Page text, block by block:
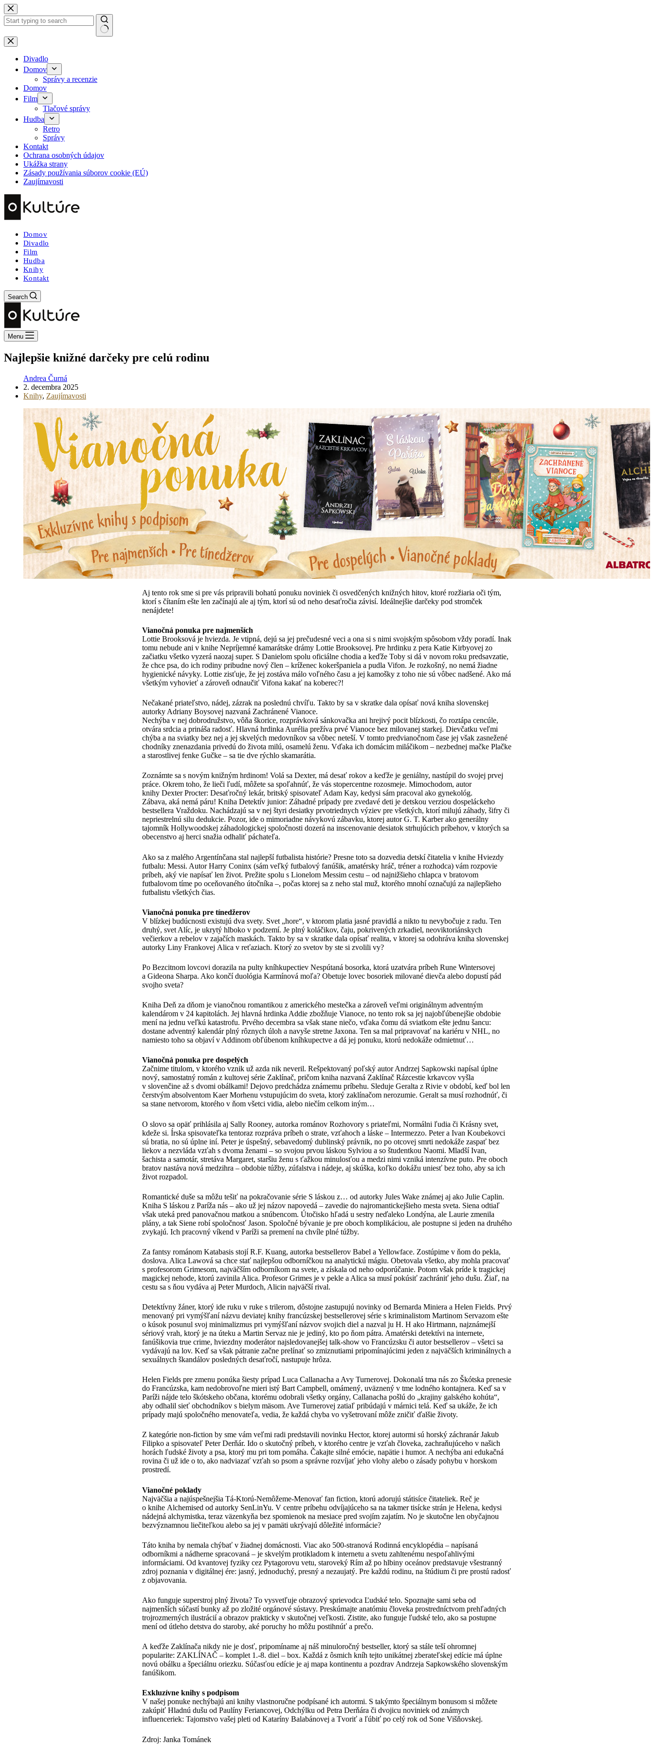
Skip
to
content
No
results
Divadlo
Domov
Správy a recenzie
Domov
Film
Tlačové správy
Hudba
Retro
Správy
Kontakt
Ochrana osobných údajov
Ukážka strany
Zásady používania súborov cookie (EÚ)
Zaujímavosti
Domov
Divadlo
Film
Hudba
Knihy
Kontakt
Search
Menu
Najlepšie knižné darčeky pre celú rodinu
Andrea Čurná
2. decembra 2025
Knihy, Zaujímavosti
Aj tento rok sme si pre vás pripravili bohatú ponuku noviniek či osvedčených knižných hitov, ktoré rozžiaria oči tým,
ktorí s čítaním ešte len začínajú ale aj tým, ktorí sú od neho desaťročia závisí. Ideálnejšie darčeky pod stromček
nenájdete!
Vianočná ponuka pre najmenších
Lottie Brooksová je hviezda. Je vtipná, dejú sa jej prečudesné veci a ona si s nimi svojským spôsobom vždy poradí. Inak
tomu nebude ani v knihe Nepríjemné kamarátske drámy Lottie Brooksovej. Pre hrdinku z pera Katie Kirbyovej zo
začiatku všetko vyzerá naozaj super. S Danielom spolu oficiálne chodia a keďže Toby si dá v novom roku predsavzatie,
že chce psa, do ich rodiny pribudne nový člen – kríženec kokeršpaniela a pudla Vifon. Je rozkošný, no nemá žiadne
hygienické návyky. Lottie zisťuje, že jej zostáva málo voľného času a jej kamošky z toho nie sú vôbec nadšené. Ako má
všetkým vyhovieť a zároveň odnaučiť Vifona kakať na koberec?!
Nečakané priateľstvo, nádej, zázrak na poslednú chvíľu. Takto by sa v skratke dala opísať nová kniha slovenskej
autorky Adriany Boysovej nazvaná Zachránené Vianoce.
Nechýba v nej dobrodružstvo, vôňa škorice, rozprávková sánkovačka ani hrejivý pocit blízkosti, čo roztápa cencúle,
otvára srdcia a prináša radosť. Hlavná hrdinka Aurélia prežíva prvé Vianoce bez milovanej starkej. Dievčatku veľmi
chýba a na sviatky bez nej a jej skvelých medovníkov sa vôbec neteší. V tomto predvianočnom čase jej však zasnežené
chodníky znenazdania privedú do života milú, osamelú ženu. Vďaka ich domácim miláčikom – nezbednej mačke Plačke
a starostlivej fenke Gučke – sa tie dve rýchlo skamarátia.
Zoznámte sa s novým knižným hrdinom! Volá sa Dexter, má desať rokov a keďže je geniálny, nastúpil do svojej prvej
práce. Okrem toho, že lieči ľudí, môžete sa spoľahnúť, že vás stopercentne rozosmeje. Mimochodom, autor
knihy Dexter Procter: Desaťročný lekár, britský spisovateľ Adam Kay, kedysi sám pracoval ako gynekológ.
Zábava, aká nemá páru! Kniha Detektív junior: Záhadné prípady pre zvedavé deti je detskou verziou dospeláckeho
bestsellera Vraždoku. Nachádzajú sa v nej štyri desiatky prvotriednych výziev pre všetkých, ktorí milujú záhady, šifry či
nepriestrelnú silu dedukcie. Pozor, ide o mimoriadne návykovú zábavku, ktorej autor G. T. Karber ako generálny
tajomník Hollywoodskej záhadologickej spoločnosti dozerá na inscenovanie desiatok strhujúcich príbehov, v ktorých sa
obecenstvo aj herci snažia odhaliť páchateľa.
Ako sa z malého Argentínčana stal najlepší futbalista histórie? Presne toto sa dozvedia detskí čitatelia v knihe Hviezdy
futbalu: Messi. Autor Harry Coninx (sám veľký futbalový fanúšik, amatérsky hráč, tréner a rozhodca) vám rozpovie
príbeh, aký vie napísať len život. Prežite spolu s Lionelom Messim cestu – od najnižšieho chlapca v bratovom
futbalovom tíme po oceňovaného útočníka –, počas ktorej sa z neho stal muž, ktorého mnohí označujú za najlepšieho
futbalistu všetkých čias.
Vianočná ponuka pre tínedžerov
V blízkej budúcnosti existujú dva svety. Svet „hore“, v ktorom platia jasné pravidlá a nikto tu nevybočuje z radu. Ten
druhý, svet Alíc, je ukrytý hlboko v podzemí. Je plný koláčikov, čaju, pokrivených zrkadiel, neoviktoriánskych
večierkov a rebelov v zajačích maskách. Takto by sa v skratke dala opísať realita, v ktorej sa odohráva kniha slovenskej
autorky Liny Frankovej Alica v reťaziach. Ktorý zo svetov by ste si zvolili vy?
Po Bezcitnom lovcovi dorazila na pulty kníhkupectiev Nespútaná bosorka, ktorá uzatvára príbeh Rune Wintersovej
a Gideona Sharpa. Ako končí duológia Karmínová moľa? Obetuje lovec bosoriek milované dievča alebo dopustí pád
svojho sveta?
Kniha Deň za dňom je vianočnou romantikou z amerického mestečka a zároveň veľmi originálnym adventným
kalendárom v 24 kapitolách. Jej hlavná hrdinka Addie zbožňuje Vianoce, no tento rok sa jej najobľúbenejšie obdobie
mení na jednu veľkú katastrofu. Prvého decembra sa však stane niečo, vďaka čomu dá sviatkom ešte jednu šancu:
dostane adventný kalendár plný rôznych úloh a navyše stretne Jaxona. Ten sa mal pripravovať na kariéru v NHL, no
namiesto toho sa objaví v Addinom obľúbenom kníhkupectve a dá jej ponuku, ktorú nedokáže odmietnuť…
Vianočná ponuka pre dospelých
Začnime titulom, v ktorého vznik už azda nik neveril. Rešpektovaný poľský autor Andrzej Sapkowski napísal úplne
nový, samostatný román z kultovej série Zaklínač, pričom kniha nazvaná Zaklínač Rázcestie krkavcov vyšla
v slovenčine až s dvomi obálkami! Dejovo predchádza známemu príbehu. Sleduje Geralta z Rivie v období, keď bol len
čerstvým absolventom Kaer Morhenu vstupujúcim do sveta, ktorý zaklínačom nerozumie. Geralt sa musí rozhodnúť, či
sa stane netvorom, ktorého v ňom všetci vidia, alebo niečím celkom iným…
O slovo sa opäť prihlásila aj Sally Rooney, autorka románov Rozhovory s priateľmi, Normálni ľudia či Krásny svet,
kdeže si. Írska spisovateľka tentoraz rozpráva príbeh o strate, vzťahoch a láske – Intermezzo. Peter a Ivan Koubekovci
sú bratia, no sú úplne iní. Peter je úspešný, sebavedomý dublinský právnik, no po otcovej smrti nedokáže zaspať bez
liekov a nezvláda vzťah s dvoma ženami – so svojou prvou láskou Sylviou a so študentkou Naomi. Mladší Ivan,
šachista a samotár, stretáva Margaret, staršiu ženu s ťažkou minulosťou a medzi nimi vzniká intenzívne puto. Pre oboch
bratov nastáva nová medzihra – obdobie túžby, zúfalstva i nádeje, aj skúška, koľko dokážu uniesť bez toho, aby sa ich
život rozpadol.
Romantické duše sa môžu tešiť na pokračovanie série S láskou z… od autorky Jules Wake známej aj ako Julie Caplin.
Kniha S láskou z Paríža nás – ako už jej názov napovedá – zavedie do najromantickejšieho mesta sveta. Siena odtiaľ
však uteká pred panovačnou matkou a snúbencom. Útočisko hľadá u sestry neďaleko Londýna, ale Laurie zmenila
plány, a tak Siene robí spoločnosť Jason. Spoločné bývanie je pre oboch komplikáciou, ale postupne si jeden na druhého
zvykajú. Ich pracovný víkend v Paríži sa premení na chvíle plné túžby.
Za fantsy románom Katabasis stojí R.F. Kuang, autorka bestsellerov Babel a Yellowface. Zostúpime v ňom do pekla,
doslova. Alica Lawová sa chce stať najlepšou odborníčkou na analytickú mágiu. Obetovala všetko, aby mohla pracovať
s profesorom Grimesom, najväčším odborníkom na svete, a získala od neho odporúčanie. Potom však príde k tragickej
magickej nehode, ktorú zavinila Alica. Profesor Grimes je v pekle a Alica sa musí pokúsiť zachrániť jeho dušu. Žiaľ, na
cestu sa s ňou vydáva aj Peter Murdoch, Alicin najväčší rival.
Detektívny žáner, ktorý ide ruku v ruke s trilerom, dôstojne zastupujú novinky od Bernarda Miniera a Helen Fields. Prvý
menovaný pri vymýšľaní názvu deviatej knihy francúzskej bestsellerovej série s kriminalistom Martinom Servazom ešte
o kúsok posunul svoj minimalizmus pri vymýšľaní názvov svojich diel a nazval ju H. H ako Hirtmann, najznámejší
sériový vrah, ktorý je na úteku a Martin Servaz nie je jediný, kto po ňom pátra. Amatérski detektívi na internete,
fanúšikovia true crime, hviezdny moderátor najsledovanejšej talk-show vo Francúzsku či autor bestsellerov – všetci sa
vydávajú na lov. Keď sa však pátranie začne prelínať so zmiznutiami pripomínajúcimi jeden z najväčších kriminálnych a
sexuálnych škandálov posledných desaťročí, nastupuje hrôza.
Helen Fields pre zmenu ponúka šiesty prípad Luca Callanacha a Avy Turnerovej. Dokonalá tma nás zo Škótska prenesie
do Francúzska, kam nedobrovoľne mieri istý Bart Campbell, omámený, uväznený v tme lodného kontajnera. Keď sa v
Paríži nájde telo škótskeho občana, ktorému odobrali všetky orgány, Callanacha pošlú do „krajiny galského kohúta“,
aby odhalil sieť obchodníkov s bielym mäsom. Ave Turnerovej zatiaľ pribúdajú v márnici telá. Keď sa ukáže, že ich
prípady majú spoločného menovateľa, vedia, že každá chyba vo vyšetrovaní môže zničiť ďalšie životy.
Z kategórie non-fiction by sme vám veľmi radi predstavili novinku Hector, ktorej autormi sú horský záchranár Jakub
Filipko a spisovateľ Peter Derňár. Ido o skutočný príbeh, v ktorého centre je vzťah človeka, zachraňujúceho v našich
horách ľudské životy a psa, ktorý mu pri tom pomáha. Čakajte silné emócie, napätie i humor. A nechýba ani edukačná
rovina či už ide o to, ako nadviazať vzťah so psom a správne rozvíjať jeho vlohy alebo o zásady pohybu v horskom
prostredí.
Vianočné poklady
Najväčšia a najúspešnejšia Tá-Ktorú-Nemôžeme-Menovať fan fiction, ktorú adorujú státisíce čitateliek. Reč je
o knihe Alchemised od autorky SenLinYu. V centre príbehu odvíjajúceho sa na takmer tisícke strán je Helena, kedysi
nádejná alchymistka, teraz väzenkyňa bez spomienok na mesiace pred svojím zajatím. No je skutočne len obyčajnou
bezvýznamnou liečiteľkou alebo sa jej v pamäti ukrývajú dôležité informácie?
Táto kniha by nemala chýbať v žiadnej domácnosti. Viac ako 500-stranová Rodinná encyklopédia – napísaná
odborníkmi a nádherne spracovaná – je skvelým protikladom k internetu a svetu zahltenému nespoľahlivými
informáciami. Od kvantovej fyziky cez Pytagorovu vetu, staroveký Rím až po hlbiny oceánov predstavuje všestranný
zdroj poznania v digitálnej ére: jasný, jednoduchý, presný a nezaujatý. Pre každú rodinu, na štúdium či pre prostú radosť
z objavovania.
Ako funguje superstroj plný života? To vysvetľuje obrazový sprievodca Ľudské telo. Spoznajte sami seba od
najmenších súčastí bunky až po zložité orgánové sústavy. Preskúmajte anatómiu človeka prostredníctvom prehľadných
trojrozmerných ilustrácií a obrazov prakticky v skutočnej veľkosti. Zistite, ako funguje ľudské telo, ako sa postupne
mení od útleho detstva do staroby, aké poruchy ho môžu postihnúť a prečo.
A keďže Zaklínača nikdy nie je dosť, pripomíname aj náš minuloročný bestseller, ktorý sa stále teší ohromnej
popularite: ZAKLÍNAČ – komplet 1.-8. diel – box. Každá z ôsmich kníh tejto unikátnej zberateľskej edície má úplne
novú obálku a špeciálnu oriezku. Súčasťou edície je aj mapa kontinentu a pozdrav Andrzeja Sapkowského slovenským
fanúšikom.
Exkluzívne knihy s podpisom
V našej ponuke nechýbajú ani knihy vlastnoručne podpísané ich autormi. S takýmto špeciálnym bonusom si môžete
zakúpiť Hladnú dušu od Paulíny Feriancovej, Odchýlku od Petra Derňára či dvojicu noviniek od známych
influenceriek: Tajomstvo vašej pleti od Kataríny Balabánovej a Tvoriť a ľúbiť po celý rok od Sone Višňovskej.
Zdroj: Janka Tománek